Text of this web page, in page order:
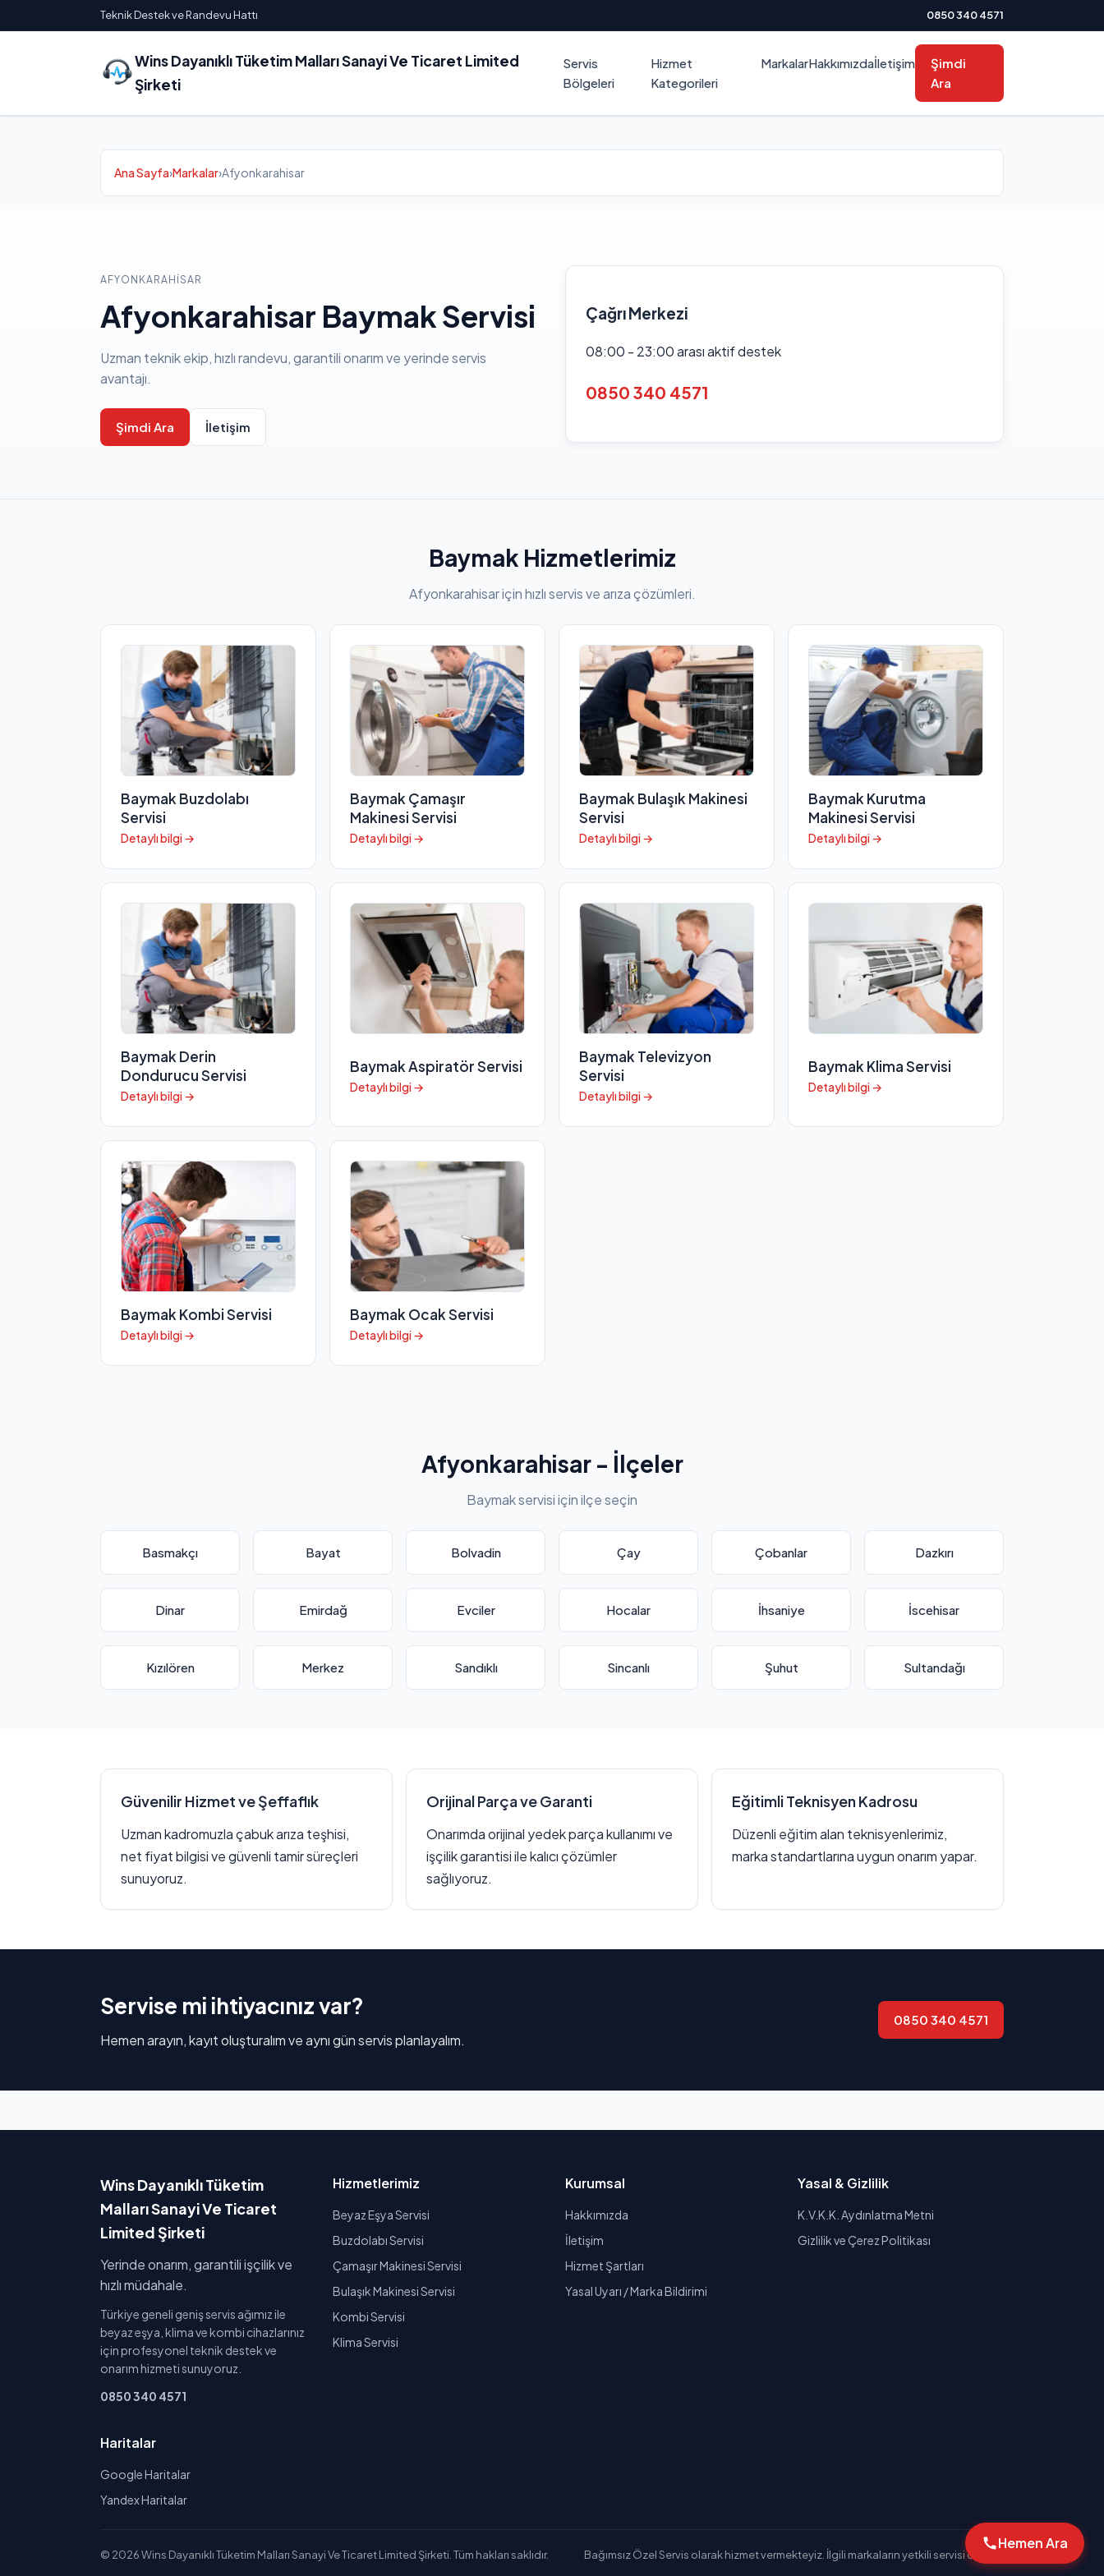
Teknik Destek ve Randevu Hattı 0850 340 4571
Wins Dayanıklı Tüketim Malları Sanayi Ve Ticaret Limited
Şirketi
Servis
Bölgeleri
Hizmet
Kategorileri
MarkalarHakkımızdaİletişim
Şimdi
Ara
Ana Sayfa›Markalar›Afyonkarahisar
AFYONKARAHISAR
Afyonkarahisar Baymak Servisi
Uzman teknik ekip, hızlı randevu, garantili onarım ve yerinde servis
avantajı.
Şimdi Ara İletişim
Çağrı Merkezi
08:00 - 23:00 arası aktif destek
0850 340 4571
Baymak Hizmetlerimiz
Afyonkarahisar için hızlı servis ve arıza çözümleri.
Baymak Buzdolabı
Servisi
Detaylı bilgi →
Baymak Çamaşır
Makinesi Servisi
Detaylı bilgi →
Baymak Bulaşık Makinesi
Servisi
Detaylı bilgi →
Baymak Kurutma
Makinesi Servisi
Detaylı bilgi →
Baymak Derin
Dondurucu Servisi
Detaylı bilgi →
Baymak Aspiratör Servisi
Detaylı bilgi →
Baymak Televizyon
Servisi
Detaylı bilgi →
Baymak Klima Servisi
Detaylı bilgi →
Baymak Kombi Servisi
Detaylı bilgi →
Baymak Ocak Servisi
Detaylı bilgi →
Afyonkarahisar - İlçeler
Baymak servisi için ilçe seçin
Basmakçı Bayat Bolvadin Çay Çobanlar Dazkırı
Dinar Emirdağ Evciler Hocalar İhsaniye İscehisar
Kızılören Merkez Sandıklı Sincanlı Şuhut Sultandağı
Güvenilir Hizmet ve Şeffaflık
Uzman kadromuzla çabuk arıza teşhisi,
net fiyat bilgisi ve güvenli tamir süreçleri
sunuyoruz.
Orijinal Parça ve Garanti
Onarımda orijinal yedek parça kullanımı ve
işçilik garantisi ile kalıcı çözümler
sağlıyoruz.
Eğitimli Teknisyen Kadrosu
Düzenli eğitim alan teknisyenlerimiz,
marka standartlarına uygun onarım yapar.
Servise mi ihtiyacınız var?
Hemen arayın, kayıt oluşturalım ve aynı gün servis planlayalım.
0850 340 4571
Wins Dayanıklı Tüketim
Malları Sanayi Ve Ticaret
Limited Şirketi
Yerinde onarım, garantili işçilik ve
hızlı müdahale.
Türkiye geneli geniş servis ağımız ile
beyaz eşya, klima ve kombi cihazlarınız
için profesyonel teknik destek ve
onarım hizmeti sunuyoruz.
0850 340 4571
Hizmetlerimiz
Beyaz Eşya Servisi
Buzdolabı Servisi
Çamaşır Makinesi Servisi
Bulaşık Makinesi Servisi
Kombi Servisi
Klima Servisi
Kurumsal
Hakkımızda
İletişim
Hizmet Şartları
Yasal Uyarı / Marka Bildirimi
Yasal & Gizlilik
K.V.K.K. Aydınlatma Metni
Gizlilik ve Çerez Politikası
Haritalar
Google Haritalar
Yandex Haritalar
© 2026 Wins Dayanıklı Tüketim Malları Sanayi Ve Ticaret Limited Şirketi. Tüm hakları saklıdır. Bağımsız Özel Servis olarak hizmet vermekteyiz. İlgili markaların yetkili servisi değiliz.
Hemen Ara